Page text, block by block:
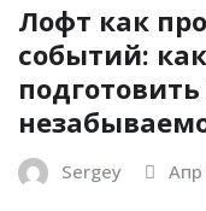
Лофт как
событий:
Sergey Апр